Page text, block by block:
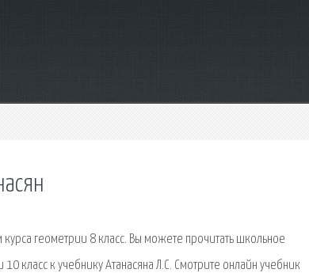
геометрии 8 класс. Вы можете прочитать школьное
класс к учебнику Атанасяна Л.С. Смотрите онлайн учебник